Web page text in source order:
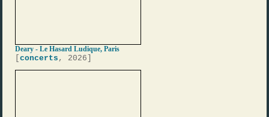
Deary - Le Hasard Ludique, Paris
[concerts , 2026]